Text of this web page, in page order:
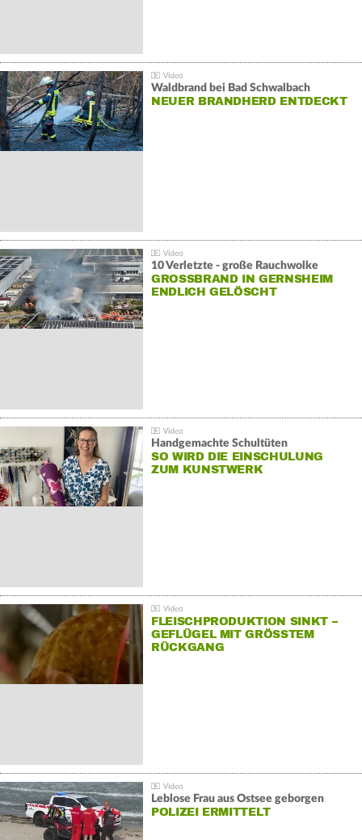
Waldbrand bei Bad Schwalbach
NEUER BRANDHERD ENTDECKT
10 Verletzte - große Rauchwolke
GROSSBRAND IN GERNSHEIM E
NDLICH GELÖSCHT
Handgemachte Schultüten
SO WIRD DIE EINSCHULUNG
ZUM KUNSTWERK
FLEISCHPRODUKTION SINKT –
GEFLÜGEL MIT GRÖSSTEM R
ÜCKGANG
Leblose Frau aus Ostsee geborgen
POLIZEI ERMITTELT